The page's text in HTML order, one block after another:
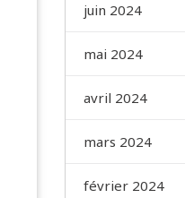
juin 2024
mai 2024
avril 2024
mars 2024
février 2024